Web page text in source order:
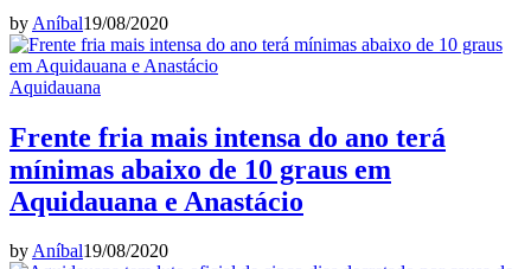
by Aníbal19/08/2020
Aquidauana
Frente fria mais intensa do ano terá
mínimas abaixo de 10 graus em
Aquidauana e Anastácio
byAníbal19/08/2020